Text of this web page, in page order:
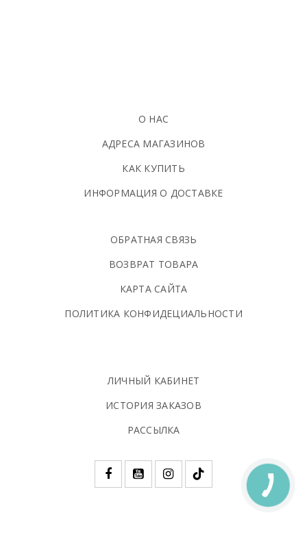
О НАС
АДРЕСА МАГАЗИНОВ
КАК КУПИТЬ
ИНФОРМАЦИЯ О ДОСТАВКЕ
ОБРАТНАЯ СВЯЗЬ
ВОЗВРАТ ТОВАРА
КАРТА САЙТА
ПОЛИТИКА КОНФИДЕЦИАЛЬНОСТИ
ЛИЧНЫЙ КАБИНЕТ
ИСТОРИЯ ЗАКАЗОВ
РАССЫЛКА